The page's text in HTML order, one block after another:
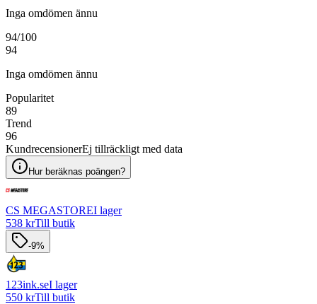
Inga omdömen ännu
94/100
94
Inga omdömen ännu
Popularitet
89
Trend
96
KundrecensionerEj tillräckligt med data
Hur beräknas poängen?
CS MEGASTOREI lager
538 krTill butik
-9%
123ink.seI lager
550 krTill butik